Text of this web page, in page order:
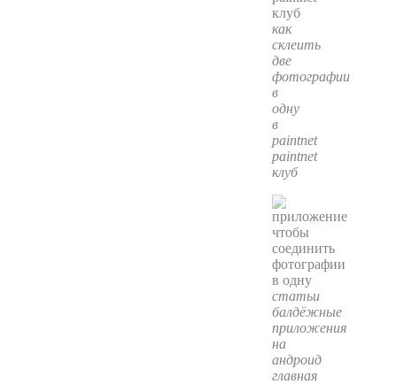
как
склеить
две
фотографии
в
одну
в
paintnet
paintnet
клуб
статьи
балдёжные
приложения
на
андроид
главная